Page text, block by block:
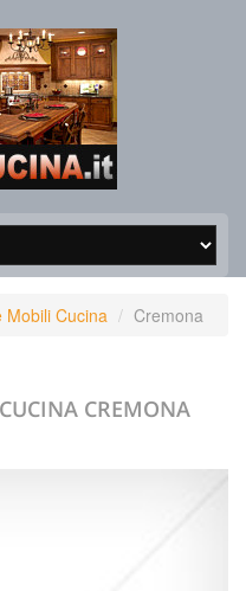
Mobili Cucina Cremona
CREMONA